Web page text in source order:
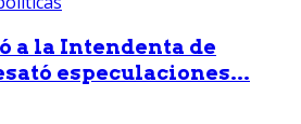
a la Intendenta de
especulaciones...